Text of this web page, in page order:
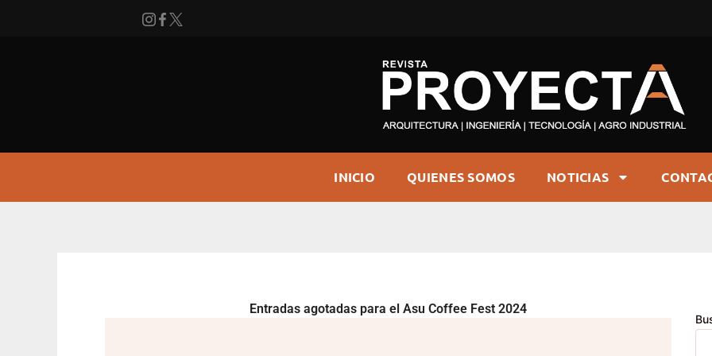
INICIO QUIENES SOMOS NOTICIAS
Entradas agotadas para el Asu Coffee Fest 2024